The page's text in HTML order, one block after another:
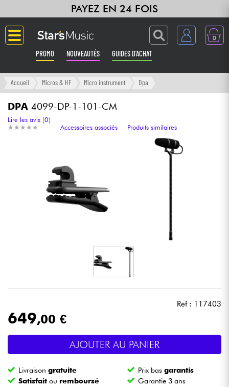
PAYEZ EN 24 FOIS
0
PROMO NOUVEAUTÉS GUIDES D'ACHAT
Langue
Guitares & Basses
Amplis & Effets
Synthés & Sampleurs
Sono
Batteries & Percu
Accueil Micros & HF Micro instrument Dpa
DPA 4099-DP-1-101-CM
★ ★ ★ ★ ★
★ ★ ★ ★ ★
Lire les avis (0)
Accessoires associés
Produits similaires
Ref : 117403
649,00 €
AJOUTER AU PANIER
Livraisongratuite Prix basgarantis
Satisfait ou remboursé Garantie 3 ans